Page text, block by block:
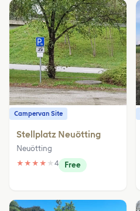
Campervan Site
Stellplatz Neuötting
Neuötting
★ ★ ★ ★ ★ 4 Free